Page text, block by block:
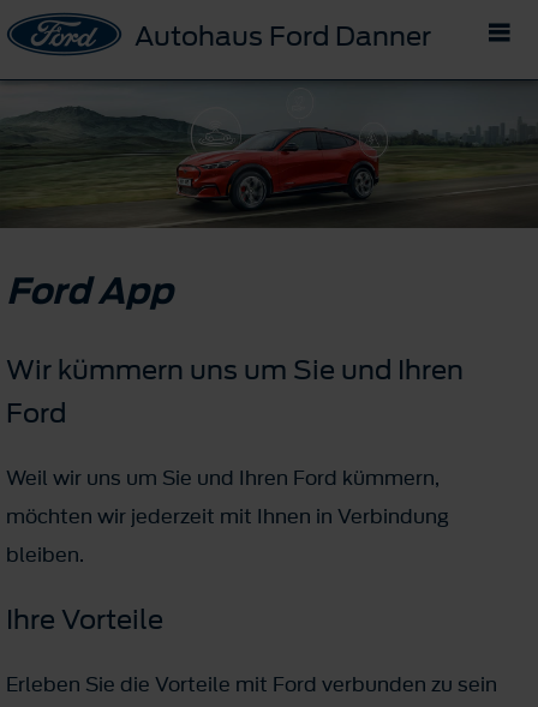
Autohaus Ford Danner
Ford App
Wir kümmern uns um Sie und Ihren
Ford
Weil wir uns um Sie und Ihren Ford kümmern,
möchten wir jederzeit mit Ihnen in Verbindung
bleiben.
Ihre Vorteile
Erleben Sie die Vorteile mit Ford verbunden zu sein